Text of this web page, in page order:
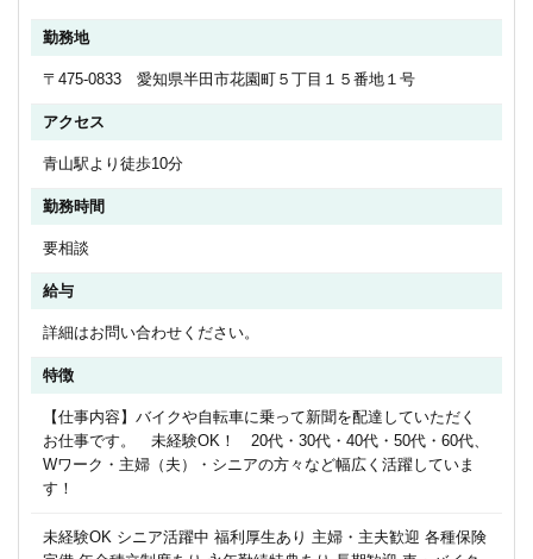
勤務地
〒475-0833 愛知県半田市花園町５丁目１５番地１号
アクセス
青山駅より徒歩10分
勤務時間
要相談
給与
詳細はお問い合わせください。
特徴
【仕事内容】バイクや自転車に乗って新聞を配達していただく
お仕事です。 未経験OK！ 20代・30代・40代・50代・60代、
Wワーク・主婦（夫）・シニアの方々など幅広く活躍していま
す！
未経験OK シニア活躍中 福利厚生あり 主婦・主夫歓迎 各種保険